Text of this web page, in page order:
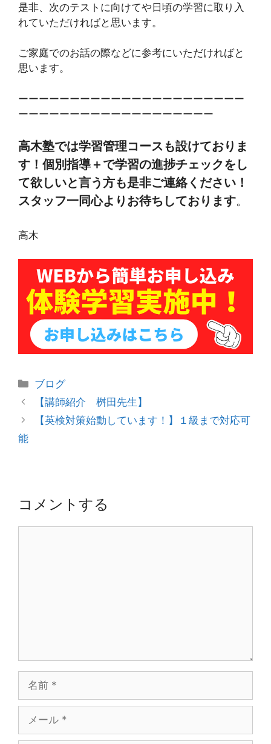
是非、次のテストに向けてや日頃の学習に取り入
れていただければと思います。
ご家庭でのお話の際などに参考にいただければと
思います。
ーーーーーーーーーーーーーーーーーーーーーー
ーーーーーーーーーーーーーーーーーーー
高木塾では学習管理コースも設けておりま
す！個別指導＋で学習の進捗チェックをし
て欲しいと言う方も是非ご連絡ください！
スタッフ一同心よりお待ちしております。
高木
カ
テ
ゴ
リ
ブログ
投
稿
ビ
ョ
【講師紹介 桝田先生】
【英検対策始動しています！】１級まで対応可
能
コメントする